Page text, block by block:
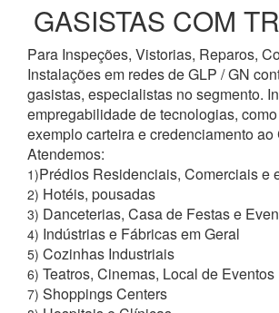
GASISTAS COM
Para Inspeções, Vistorias, Reparos,
Instalações em redes de GLP / GN
gasistas, especialistas no segmento.
empregabilidade de tecnologias,
exemplo carteira e credenciamento ao
Atendemos:
1)Prédios Residenciais, Comerciais e
2) Hotéis, pousadas
3) Danceterias, Casa de Festas e
4) Indústrias e Fábricas em Geral
5) Cozinhas Industriais
6) Teatros, Cinemas, Local de Eventos
7) Shoppings Centers